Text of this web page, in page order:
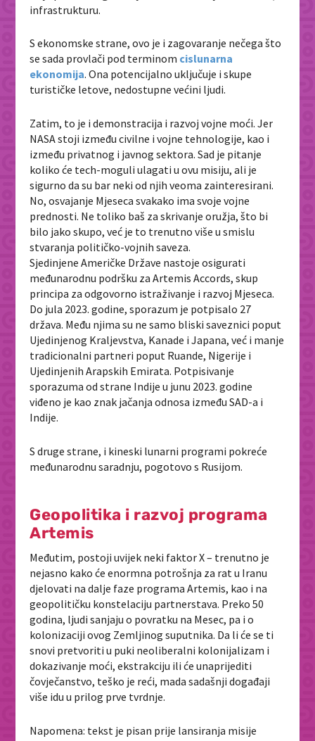
infrastrukturu.
S ekonomske strane, ovo je i zagovaranje nečega što
se sada provlači pod terminom cislunarna
ekonomija. Ona potencijalno uključuje i skupe
turističke letove, nedostupne većini ljudi.
Zatim, to je i demonstracija i razvoj vojne moći. Jer
NASA stoji između civilne i vojne tehnologije, kao i
između privatnog i javnog sektora. Sad je pitanje
koliko će tech-moguli ulagati u ovu misiju, ali je
sigurno da su bar neki od njih veoma zainteresirani.
No, osvajanje Mjeseca svakako ima svoje vojne
prednosti. Ne toliko baš za skrivanje oružja, što bi
bilo jako skupo, već je to trenutno više u smislu
stvaranja političko-vojnih saveza.
Sjedinjene Američke Države nastoje osigurati
međunarodnu podršku zaArtemis Accords, skup
principa za odgovorno istraživanje i razvoj Mjeseca.
Do jula 2023. godine, sporazum je potpisalo 27
država. Među njima su ne samo bliski saveznici poput
Ujedinjenog Kraljevstva, Kanade iJapana, već i manje
tradicionalni partneri poput Ruande, Nigerije i
Ujedinjenih Arapskih Emirata. Potpisivanje
sporazuma od strane Indije u junu 2023. godine
viđeno je kao znak jačanja odnosa između SAD-a i
Indije.
S druge strane, i kineski lunarni programi pokreće
međunarodnu saradnju, pogotovo s Rusijom.
Geopolitika i razvoj programa
Artemis
Međutim, postoji uvijek neki faktor X – trenutno je
nejasno kako će enormna potrošnja za rat u Iranu
djelovati na dalje faze programa Artemis, kao i na
geopolitičku konstelaciju partnerstava. Preko 50
godina, ljudi sanjaju o povratku na Mesec, pa i o
kolonizaciji ovog Zemljinog suputnika. Da li će se ti
snovi pretvoriti u puki neoliberalni kolonijalizam i
dokazivanje moći, ekstrakciju ili će unaprijediti
čovječanstvo, teško je reći, mada sadašnji događaji
više idu u prilog prve tvrdnje.
Napomena: tekst je pisan prije lansiranja misije